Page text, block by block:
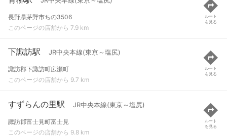
長野県茅野市ちの3506
このページの店舗から 7.9 km
ルート
を見る
下諏訪駅 JR中央本線(東京～塩尻)
諏訪郡下諏訪町広瀬町
このページの店舗から 9.7 km
ルート
を見る
すずらんの里駅 JR中央本線(東京～塩尻)
諏訪郡富士見町富士見
このページの店舗から 9.8 km
ルート
を見る